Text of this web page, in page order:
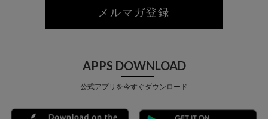
メルマガ登録
APPS DOWNLOAD
公式アプリを今すぐダウンロード